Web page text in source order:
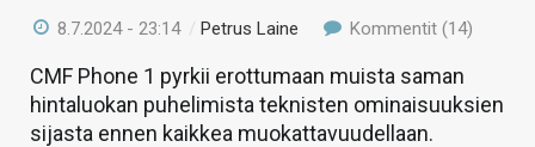
8.7.2024 - 23:14 /Petrus Laine Kommentit (14)
CMF Phone 1 pyrkii erottumaan muista saman
hintaluokan puhelimista teknisten ominaisuuksien
sijasta ennen kaikkea muokattavuudellaan.